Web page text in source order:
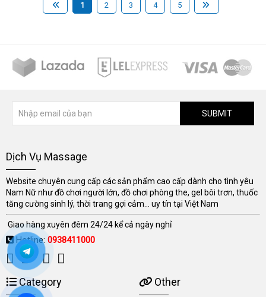
1 2 3 4 5
SUBMIT
Dịch Vụ Massage
Website chuyên cung cấp các sản phẩm cao cấp dành cho tình yêu
Nam Nữ như đồ chơi người lớn, đồ chơi phòng the, gel bôi trơn, thuốc
tăng cường sinh lý, thời trang gợi cảm... uy tín tại Việt Nam
Giao hàng xuyên đêm 24/24 kể cả ngày nghỉ
Hotline: 0938411000
Category Other